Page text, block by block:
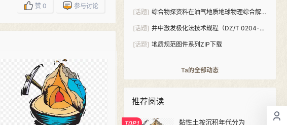
赞 0 参与讨论
[话题] 综合物探资料在油气地质地球物理综合解
[话题] 井中激发极化法技术规程（DZ/T 0204-
[话题] 地质规范图件系列ZIP下载
Ta的全部动态
推荐阅读
TOP1 黏性土按沉积年代分为